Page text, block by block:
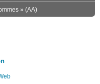
» (AA)